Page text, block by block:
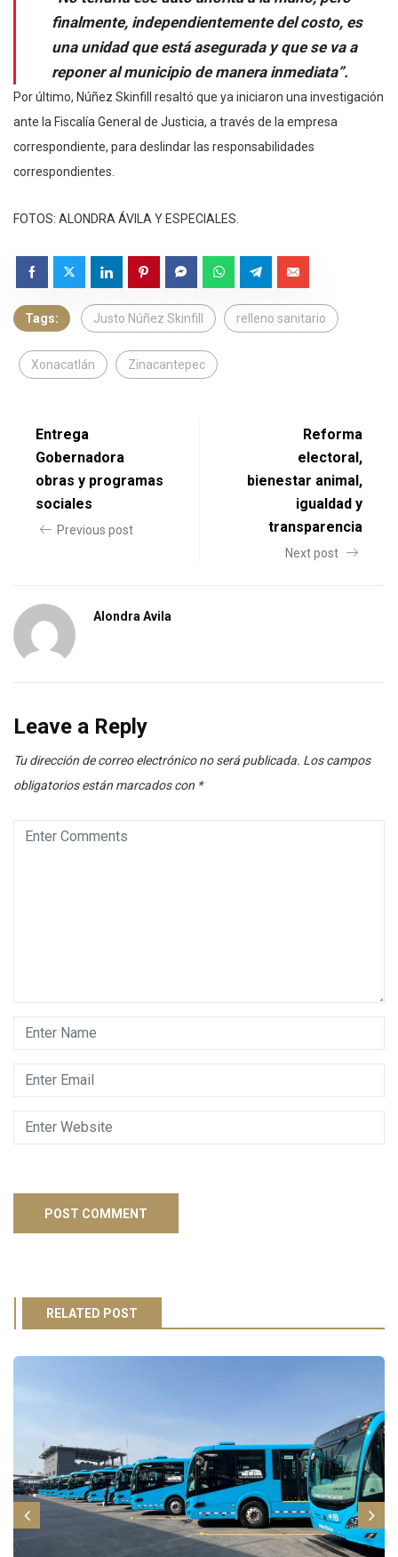
finalmente, independientemente del costo, es
una unidad que está asegurada y que se va a
reponer al municipio de manera inmediata”.
Por último, Núñez Skinfill resaltó que ya iniciaron una investigación
ante la Fiscalía General de Justicia, a través de la empresa
correspondiente, para deslindar las responsabilidades
correspondientes.
FOTOS: ALONDRA ÁVILA Y ESPECIALES.
Tags: Justo Núñez Skinfill relleno sanitario
Xonacatlán Zinacantepec
Entrega
Gobernadora
obras y programas
sociales
Previous post
Reforma
electoral,
bienestar animal,
igualdad y
transparencia
Next post
Alondra Avila
Leave a Reply
Tu dirección de correo electrónico no será publicada. Los campos
obligatorios están marcados con *
RELATED POST